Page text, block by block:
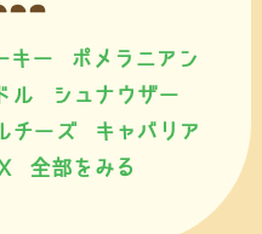
キー
ポメラニアン
ル
シュナウザー
チーズ
キャバリア
全部をみる